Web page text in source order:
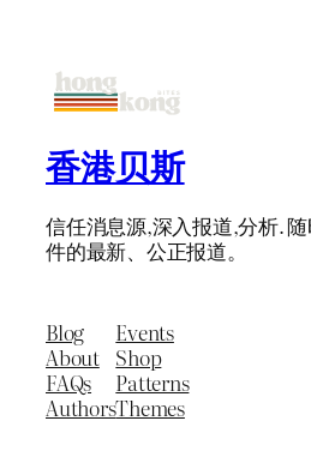
香港贝斯
信任消息源,深入报道,分析.
件的最新、公正报道。
Blog
About
FAQs
Authors
Events
Shop
Patterns
Themes